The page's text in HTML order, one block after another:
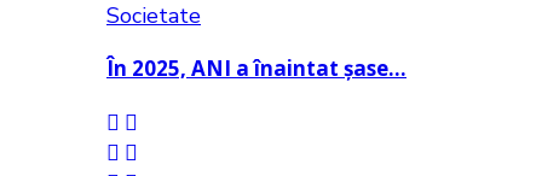
Societate
În 2025, ANI a înaintat șase…